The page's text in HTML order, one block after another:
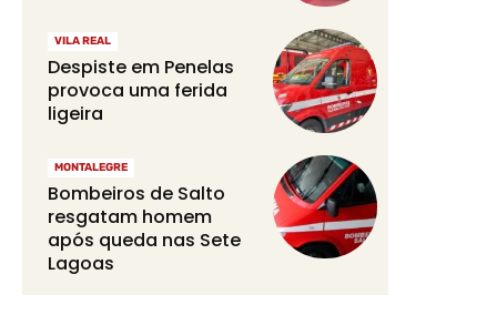
VILA REAL
Despiste em Penelas
provoca uma ferida
ligeira
MONTALEGRE
Bombeiros de Salto
resgatam homem
após queda nas Sete
Lagoas